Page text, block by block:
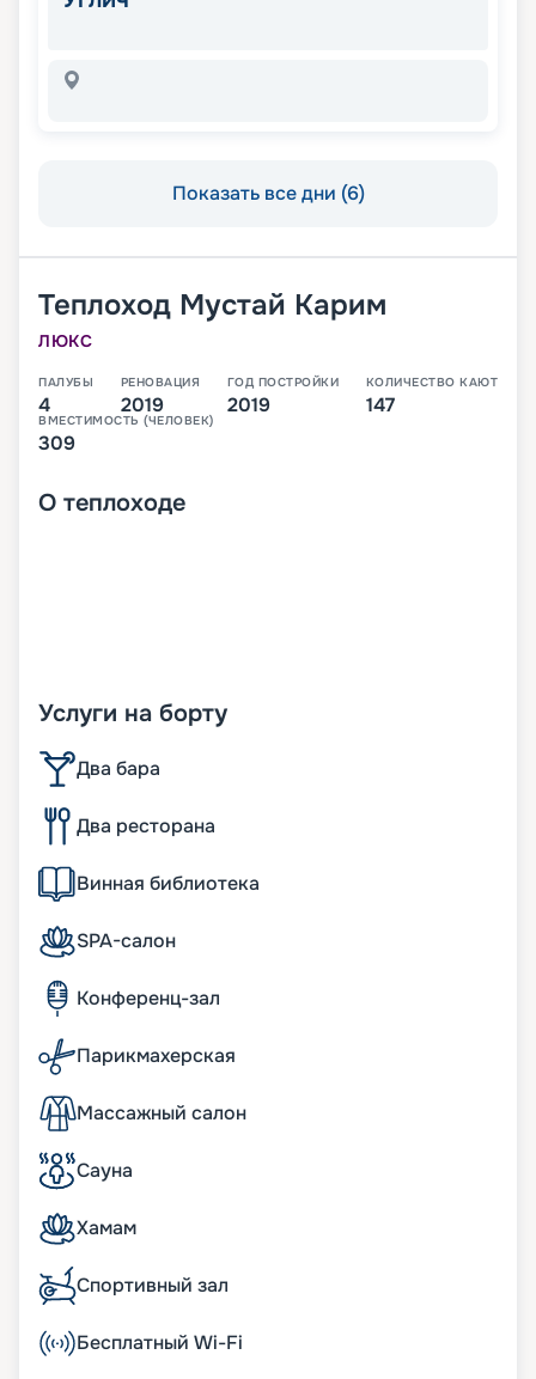
Показать все дни (6)
Теплоход Мустай Карим
ЛЮКС
ПАЛУБЫ
4
РЕНОВАЦИЯ
2019
ГОД ПОСТРОЙКИ
2019
КОЛИЧЕСТВО КАЮТ
147
ВМЕСТИМОСТЬ (ЧЕЛОВЕК)
309
О теплоходе
Услуги на борту
Два бара
Два ресторана
Винная библиотека
SPA-салон
Конференц-зал
Парикмахерская
Массажный салон
Сауна
Хамам
Спортивный зал
Бесплатный Wi-Fi